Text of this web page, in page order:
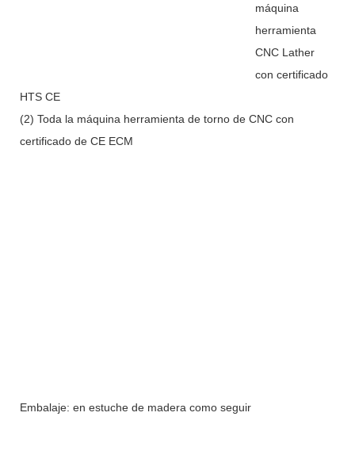
máquina
herramienta
CNC Lather
con certificado
HTS CE
(2) Toda la máquina herramienta de torno de CNC con
certificado de CE ECM
Embalaje: en estuche de madera como seguir